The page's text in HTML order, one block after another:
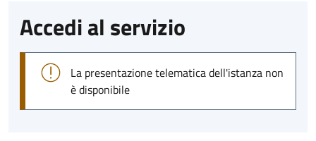
Accedi al servizio
La presentazione telematica dell'istanza non
è disponibile